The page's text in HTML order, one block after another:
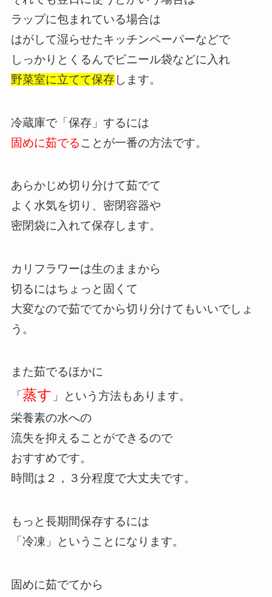
ラップに包まれている場合は
はがして湿らせたキッチンペーパーなどで
しっかりとくるんでビニール袋などに入れ
野菜室に立てて保存します。
冷蔵庫で「保存」するには
固めに茹でることが一番の方法です。
あらかじめ切り分けて茹でて
よく水気を切り、密閉容器や
密閉袋に入れて保存します。
カリフラワーは生のままから
切るにはちょっと固くて
大変なので茹でてから切り分けてもいいでしょ
う。
また茹でるほかに
「 蒸す 」という方法もあります。
栄養素の水への
流失を抑えることができるので
おすすめです。
時間は２，３分程度で大丈夫です。
もっと長期間保存するには
「冷凍」ということになります。
固めに茹でてから